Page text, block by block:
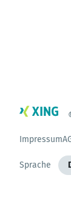
Impressum
Sprache